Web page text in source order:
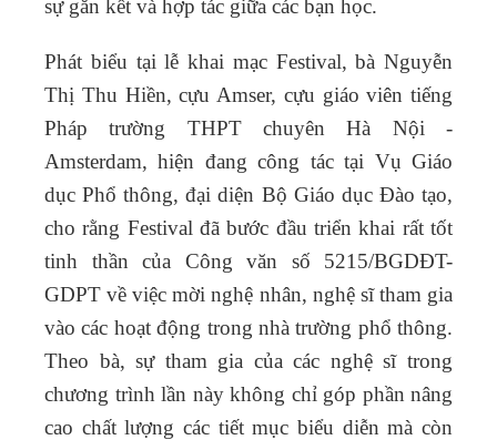
sự gắn kết và hợp tác giữa các bạn học.
Phát biểu tại lễ khai mạc Festival, bà Nguyễn
Thị Thu Hiền, cựu Amser, cựu giáo viên tiếng
Pháp trường THPT chuyên Hà Nội -
Amsterdam, hiện đang công tác tại Vụ Giáo
dục Phổ thông, đại diện Bộ Giáo dục Đào tạo,
cho rằng Festival đã bước đầu triển khai rất tốt
tinh thần của Công văn số 5215/BGDĐT-
GDPT về việc mời nghệ nhân, nghệ sĩ tham gia
vào các hoạt động trong nhà trường phổ thông.
Theo bà, sự tham gia của các nghệ sĩ trong
chương trình lần này không chỉ góp phần nâng
cao chất lượng các tiết mục biểu diễn mà còn